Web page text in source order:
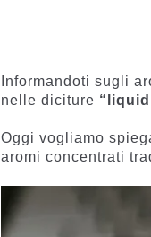
recensio
ni
Informandoti sugli
nelle diciture
Oggi vogliamo
aromi concentrati